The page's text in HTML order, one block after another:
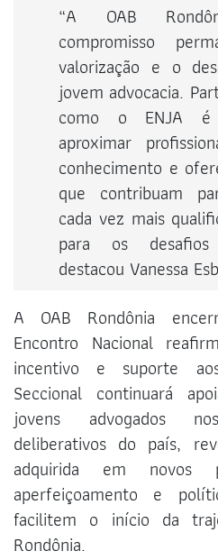
“A OAB
compromisso
valorização e o
jovem advocacia.
como o ENJA é
aproximar
conhecimento e
que contribuam
cada vez mais
para os desafios
destacou Vanessa
A OAB Rondônia
Encontro Nacional
incentivo e suporte
Seccional continuará
jovens advogados
deliberativos do país,
adquirida em novos
aperfeiçoamento e
facilitem o início da
Rondônia.